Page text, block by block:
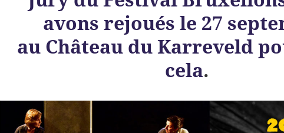
avons rejoués le 27
au Château du Karreveld
cela.